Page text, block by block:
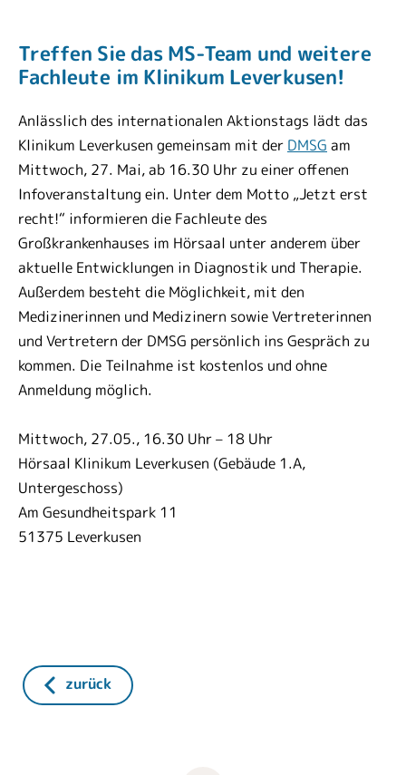
Treffen Sie das MS-Team und weitere
Fachleute im Klinikum Leverkusen!
Anlässlich des internationalen Aktionstags lädt das
Klinikum Leverkusen gemeinsam mit der DMSG am
Mittwoch, 27. Mai, ab 16.30 Uhr zu einer offenen
Infoveranstaltung ein. Unter dem Motto „Jetzt erst
recht!“ informieren die Fachleute des
Großkrankenhauses im Hörsaal unter anderem über
aktuelle Entwicklungen in Diagnostik und Therapie.
Außerdem besteht die Möglichkeit, mit den
Medizinerinnen und Medizinern sowie Vertreterinnen
und Vertretern der DMSG persönlich ins Gespräch zu
kommen. Die Teilnahme ist kostenlos und ohne
Anmeldung möglich.
Mittwoch, 27.05., 16.30 Uhr – 18 Uhr
Hörsaal Klinikum Leverkusen (Gebäude 1.A,
Untergeschoss)
Am Gesundheitspark 11
51375 Leverkusen
zurück